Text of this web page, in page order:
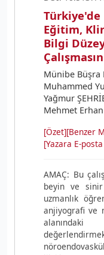
Eğitim,
Bilgi
Münibe Büşra
Muhammed
Yağmur
Mehmet Erhan
[Özet][Benzer
[Yazara E-
AMAÇ: Bu
beyin ve
uzmanlık
anjiyografi ve